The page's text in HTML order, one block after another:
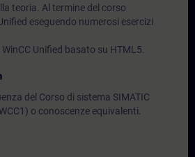
teoria. Al termine del corso
eseguendo numerosi esercizi
Unified basato su HTML5.
del Corso di sistema SIMATIC
o conoscenze equivalenti.